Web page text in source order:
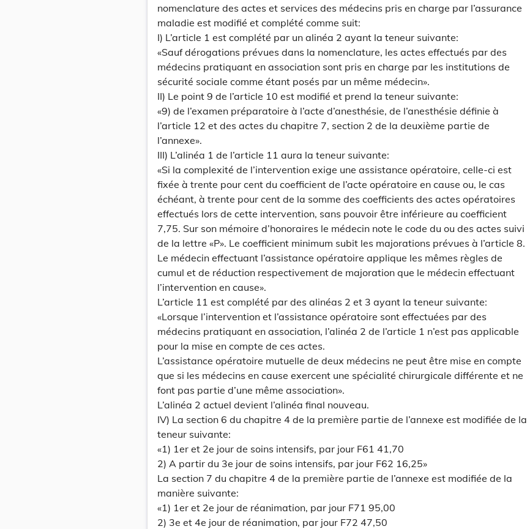
nomenclature des actes et services des médecins pris en charge par l’assurance
maladie est modifié et complété comme suit:
I) L’article 1 est complété par un alinéa 2 ayant la teneur suivante:
«Sauf dérogations prévues dans la nomenclature, les actes effectués par des
médecins pratiquant en association sont pris en charge par les institutions de
sécurité sociale comme étant posés par un même médecin».
II) Le point 9 de l’article 10 est modifié et prend la teneur suivante:
«9) de l’examen préparatoire à l’acte d’anesthésie, de l’anesthésie définie à
l’article 12 et des actes du chapitre 7, section 2 de la deuxième partie de
l’annexe».
III) L’alinéa 1 de l’article 11 aura la teneur suivante:
«Si la complexité de l’intervention exige une assistance opératoire, celle-ci est
fixée à trente pour cent du coefficient de l’acte opératoire en cause ou, le cas
échéant, à trente pour cent de la somme des coefficients des actes opératoires
effectués lors de cette intervention, sans pouvoir être inférieure au coefficient
7,75. Sur son mémoire d’honoraires le médecin note le code du ou des actes suivi
de la lettre «P». Le coefficient minimum subit les majorations prévues à l’article 8.
Le médecin effectuant l’assistance opératoire applique les mêmes règles de
cumul et de réduction respectivement de majoration que le médecin effectuant
l’intervention en cause».
L’article 11 est complété par des alinéas 2 et 3 ayant la teneur suivante:
«Lorsque l’intervention et l’assistance opératoire sont effectuées par des
médecins pratiquant en association, l’alinéa 2 de l’article 1 n’est pas applicable
pour la mise en compte de ces actes.
L’assistance opératoire mutuelle de deux médecins ne peut être mise en compte
que si les médecins en cause exercent une spécialité chirurgicale différente et ne
font pas partie d’une même association».
L’alinéa 2 actuel devient l’alinéa final nouveau.
IV) La section 6 du chapitre 4 de la première partie de l’annexe est modifiée de la
teneur suivante:
«1) 1er et 2e jour de soins intensifs, par jour F61 41,70
2) A partir du 3e jour de soins intensifs, par jour F62 16,25»
La section 7 du chapitre 4 de la première partie de l’annexe est modifiée de la
manière suivante:
«1) 1er et 2e jour de réanimation, par jour F71 95,00
2) 3e et 4e jour de réanimation, par jour F72 47,50